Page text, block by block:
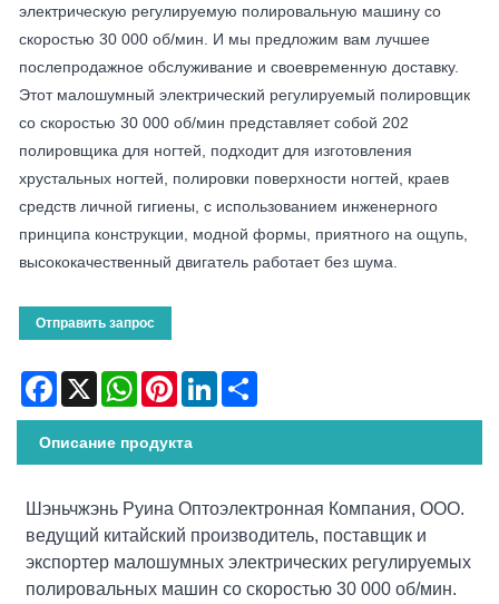
электрическую регулируемую полировальную машину со
скоростью 30 000 об/мин. И мы предложим вам лучшее
послепродажное обслуживание и своевременную доставку.
Этот малошумный электрический регулируемый полировщик
со скоростью 30 000 об/мин представляет собой 202
полировщика для ногтей, подходит для изготовления
хрустальных ногтей, полировки поверхности ногтей, краев
средств личной гигиены, с использованием инженерного
принципа конструкции, модной формы, приятного на ощупь,
высококачественный двигатель работает без шума.
Отправить запрос
Facebook
X WhatsAppPinterestLinkedIn
Описание продукта
Шэньчжэнь Руина Оптоэлектронная Компания, ООО.
ведущий китайский производитель, поставщик и
экспортер малошумных электрических регулируемых
полировальных машин со скоростью 30 000 об/мин.